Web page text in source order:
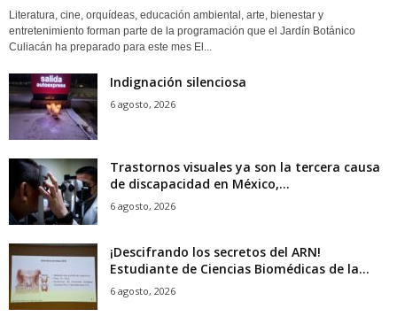
Literatura, cine, orquídeas, educación ambiental, arte, bienestar y
entretenimiento forman parte de la programación que el Jardín Botánico
Culiacán ha preparado para este mes El...
Indignación silenciosa
6 agosto, 2026
Trastornos visuales ya son la tercera causa
de discapacidad en México,...
6 agosto, 2026
¡Descifrando los secretos del ARN!
Estudiante de Ciencias Biomédicas de la...
6 agosto, 2026